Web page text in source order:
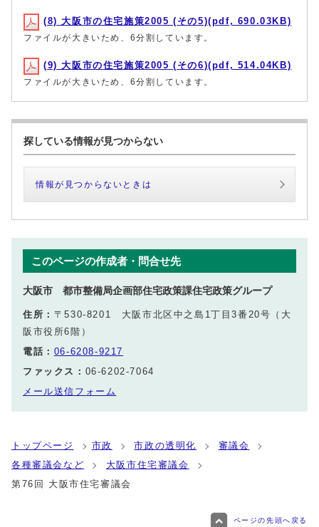
(8) 大阪市の住宅施策2005 (その5)(pdf, 690.03KB)
ファイルが大きいため、6分割しています。
(9) 大阪市の住宅施策2005 (その6)(pdf, 514.04KB)
ファイルが大きいため、6分割しています。
探している情報が見つからない
情報が見つからないときは
このページの作成者・問合せ先
大阪市 都市整備局企画部住宅政策課住宅政策グループ
住所： 〒530-8201 大阪市北区中之島1丁目3番20号（大
阪市役所6階）
電話： 06-6208-9217
ファックス： 06-6202-7064
メール送信フォーム
トップページ 市政 市政の透明化
審議会
各種審議会など
大阪市住宅審議会
第76回 大阪市住宅審議会
ページの先頭へ戻る